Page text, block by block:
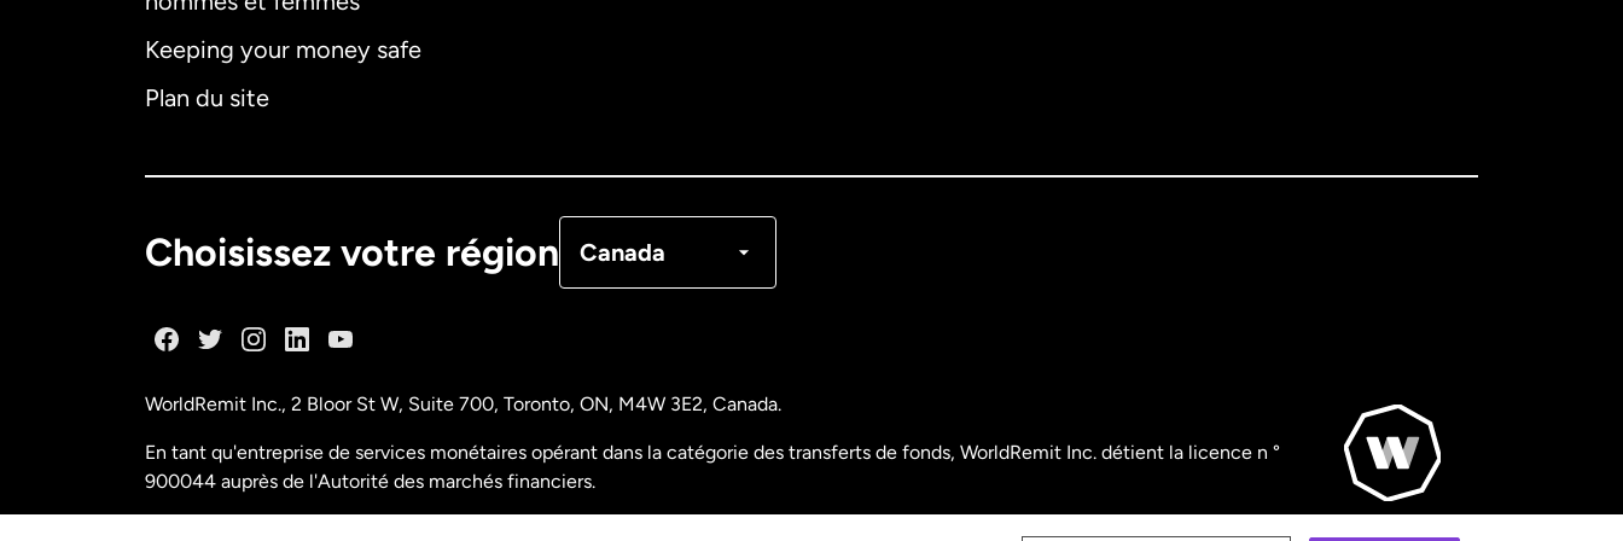
Keeping your money safe
Plan du site
Choisissez votre région Canada
États-Unis English
WorldRemit Inc., 2 Bloor St W, Suite 700, Toronto, ON, M4W 3E2, Canada.
En tant qu'entreprise de services monétaires opérant dans la catégorie des transferts de fonds, WorldRemit Inc. détient la licence n °
900044 auprès de l'Autorité des marchés financiers.
© WorldRemit 2024